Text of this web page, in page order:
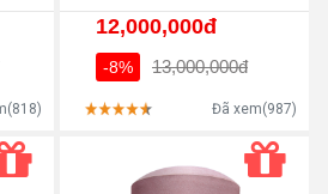
12,000,000đ
-8% 13,000,000đ
Đã xem(987)